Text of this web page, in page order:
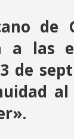
de
a las
de